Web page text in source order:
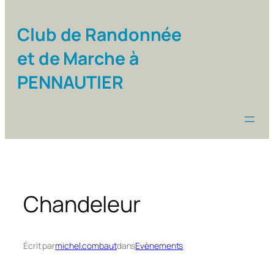
Club de Randonnée
et de Marche à
PENNAUTIER
Chandeleur
Écrit parmichel.combautdansEvènements